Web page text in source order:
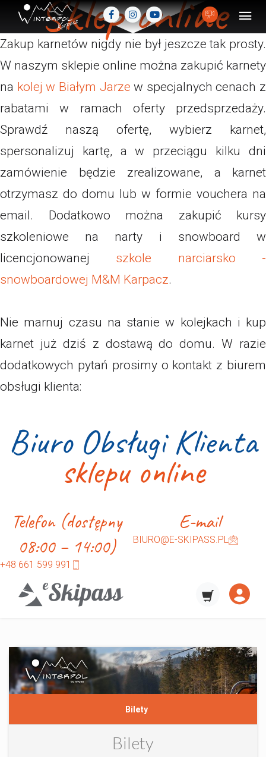
Sklep online
Zakup karnetów nigdy nie był jeszcze tak prosty.
W naszym sklepie online można zakupić karnety
na kolej w Białym Jarze w specjalnych cenach z
rabatami w ramach oferty przedsprzedaży.
Sprawdź naszą ofertę, wybierz karnet,
spersonalizuj kartę, a w przeciągu kilku dni
zamówienie będzie zrealizowane, a karnet
otrzymasz do domu lub w formie vouchera na
email. Dodatkowo można zakupić kursy
szkoleniowe na narty i snowboard w
licencjonowanej szkole narciarsko -
snowboardowej M&M Karpacz.
Nie marnuj czasu na stanie w kolejkach i kup
karnet już dziś z dostawą do domu.W razie
dodatkowych pytań prosimy o kontakt z biurem
obsługi klienta:
Biuro Obsługi Klienta
sklepu online
Telefon (dostępny
08:00 – 14:00)
+48 661 599 991
E-mail
BIURO@E-SKIPASS.PL